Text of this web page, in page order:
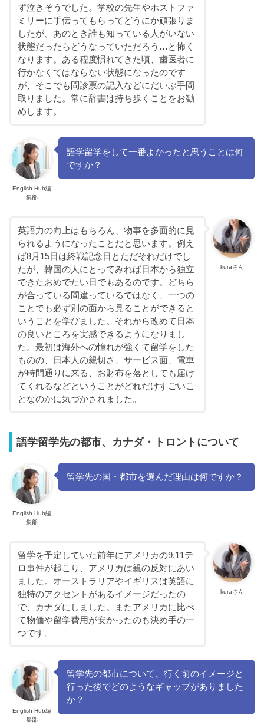
ず泣きそうでした。学校の先生やホストファ
ミリーに手伝ってもらってどうにか頑張りま
したが、あのとき誰も知っている人がいない
状態だったらどうなっていただろう…と怖く
なります。ある程度慣れてきた頃、歯医者に
行かなくてはならない状態になったのです
が、そこでも問診票の記入などにだいぶ手間
取りました。常に辞書は持ち歩くことをお勧
めします。
English Hub編
集部
語学留学をして一番よかったと思うことは何
ですか？
kuraさん
英語力の向上はもちろん、物事を多面的に見
られるようになったことだと思います。例え
ば8月15日は終戦記念日とただそれだけでし
たが、韓国の人にとってみれば日本から独立
できたおめでたい日でもあるのです。どちら
が合っている間違っているではなく、一つの
ことでも必ず別の面から見ることができると
いうことを学びました。それから改めて日本
の良いところを実感できるようになりまし
た。最初は海外への憧れが強くて留学をした
ものの、日本人の親切さ、サービス面、電車
が時間通りに来る、お財布を落としても届け
てくれるなどということがどれだけすごいこ
となのかに気づかされました。
語学留学先の都市、カナダ・トロントについて
English Hub編
集部
留学先の国・都市を選んだ理由は何ですか？
kuraさん
留学を予定していた前年にアメリカの9.11テ
ロ事件が起こり、アメリカは親の反対にあい
ました。オーストラリアやイギリスは英語に
独特のアクセントがあるイメージだったの
で、カナダにしました。またアメリカに比べ
て物価や留学費用が安かったのも決め手の一
つです。
English Hub編
集部
留学先の都市について、行く前のイメージと
行った後でどのようなギャップがありました
か？